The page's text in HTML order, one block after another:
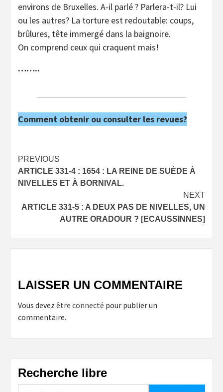
environs de Bruxelles. A-il parlé ? Parlera-t-il? Lui
ou les autres? La torture est redoutable: coups,
brûlures, tête immergé dans la baignoire.
On comprend ceux qui craquent mais!
……..
Comment obtenir ou consulter les revues?
Post
navigation
PREVIOUS
ARTICLE 331-4 : 1654 : LA REINE DE SUÈDE À
NIVELLES ET À BORNIVAL.
NEXT
ARTICLE 331-5 : A DEUX PAS DE NIVELLES, UN
AUTRE ORADOUR ? [ECAUSSINNES]
LAISSER UN COMMENTAIRE
Vous devez être connecté pour publier un
commentaire.
Recherche libre